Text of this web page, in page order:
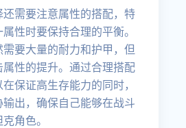
还需要注意属性的搭配，特
性时要保持合理的平衡。
要大量的耐力和护甲，但
性的提升。通过合理搭配
保证高生存能力的同时，
出，确保自己能够在战斗
角色。